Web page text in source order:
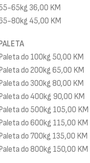
65kg 36,00 KM
80kg 45,00 KM
do 100kg 50,00 KM
do 200kg 65,00 KM
do 300kg 80,00 KM
do 400kg 90,00 KM
do 500kg 105,00 KM
do 600kg 115,00 KM
do 700kg 135,00 KM
do 800kg 150,00 KM